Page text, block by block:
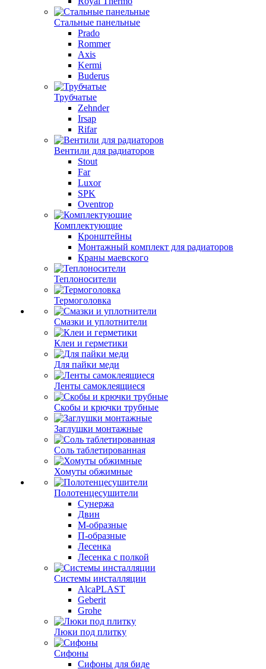
Стальные панельные
Prado
Rommer
Axis
Kermi
Buderus
Трубчатые
Zehnder
Irsap
Rifar
Вентили для радиаторов
Stout
Far
Luxor
SPK
Oventrop
Комплектующие
Кронштейны
Монтажный комплект для радиаторов
Краны маевского
Теплоносители
Термоголовка
Смазки и уплотнители
Клеи и герметики
Для пайки меди
Ленты самоклеящиеся
Скобы и крючки трубные
Заглушки монтажные
Соль таблетированная
Хомуты обжимные
Полотенцесушители
Сунержа
Двин
М-образные
П-образные
Лесенка
Лесенка с полкой
Системы инсталляции
AlcaPLAST
Geberit
Grohe
Люки под плитку
Сифоны
Сифoны для биде